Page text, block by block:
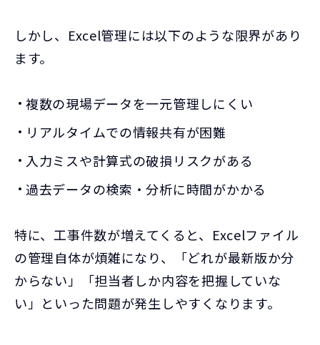
しかし、Excel管理には以下のような限界があり
ます。
複数の現場データを一元管理しにくい
リアルタイムでの情報共有が困難
入力ミスや計算式の破損リスクがある
過去データの検索・分析に時間がかかる
特に、工事件数が増えてくると、Excelファイル
の管理自体が煩雑になり、「どれが最新版か分
からない」「担当者しか内容を把握していな
い」といった問題が発生しやすくなります。